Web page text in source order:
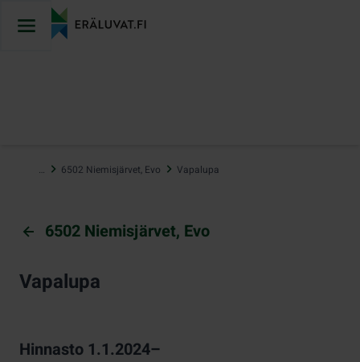
sisältöön
… 6502 Niemisjärvet, Evo Vapalupa
6502 Niemisjärvet, Evo
Vapalupa
Hinnasto 1.1.2024–